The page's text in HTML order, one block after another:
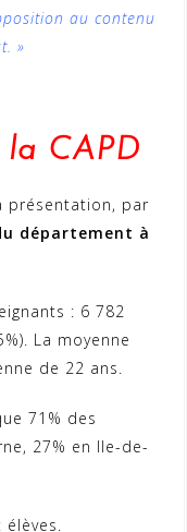
au contenu
»
CAPD
présentation, par
département à
: 6 782
La moyenne
de 22 ans.
71% des
27% en Ile-de-
élèves.